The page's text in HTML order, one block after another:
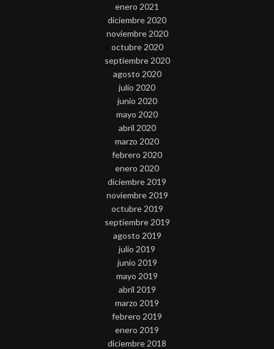
enero 2021
diciembre 2020
noviembre 2020
octubre 2020
septiembre 2020
agosto 2020
julio 2020
junio 2020
mayo 2020
abril 2020
marzo 2020
febrero 2020
enero 2020
diciembre 2019
noviembre 2019
octubre 2019
septiembre 2019
agosto 2019
julio 2019
junio 2019
mayo 2019
abril 2019
marzo 2019
febrero 2019
enero 2019
diciembre 2018